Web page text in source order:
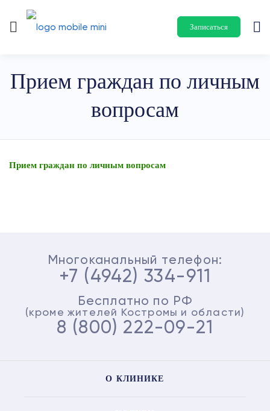
Записаться
Прием граждан по личным
вопросам
Прием граждан по личным вопросам
Многоканальный телефон:
+7 (4942) 334-911
Бесплатно по РФ
(кроме жителей Костромы и области)
8 (800) 222-09-21
О КЛИНИКЕ